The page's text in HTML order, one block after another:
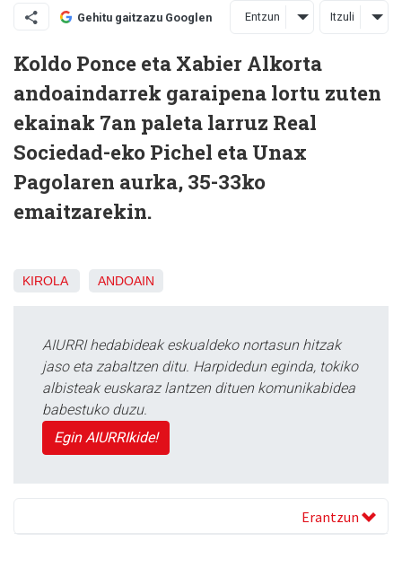
Gehitu gaitzazu Googlen Entzun Itzuli
Koldo Ponce eta Xabier Alkorta
andoaindarrek garaipena lortu zuten
ekainak 7an paleta larruz Real
Sociedad-eko Pichel eta Unax
Pagolaren aurka, 35-33ko
emaitzarekin.
KIROLA ANDOAIN
AIURRI hedabideak eskualdeko nortasun hitzak
jaso eta zabaltzen ditu. Harpidedun eginda, tokiko
albisteak euskaraz lantzen dituen komunikabidea
babestuko duzu.
Egin AIURRIkide!
Erantzun